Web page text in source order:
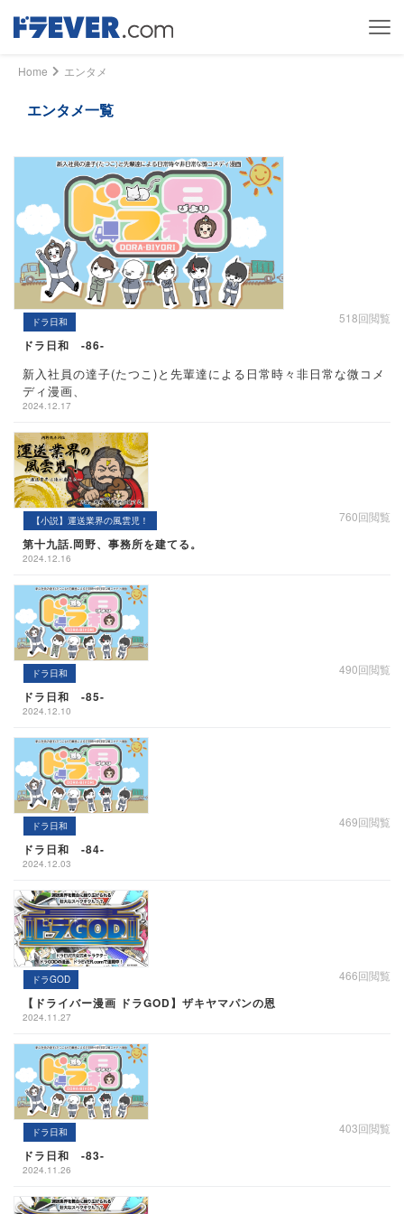
Home エンタメ
エンタメ一覧
ドラ日和 518回閲覧
ドラ日和 -86-
新入社員の達子(たつこ)と先輩達による日常時々非日常な微コメ
ディ漫画、
2024.12.17
【小説】運送業界の風雲児！ 760回閲覧
第十九話.岡野、事務所を建てる。
2024.12.16
ドラ日和 490回閲覧
ドラ日和 -85-
2024.12.10
ドラ日和 469回閲覧
ドラ日和 -84-
2024.12.03
ドラGOD 466回閲覧
【ドライバー漫画 ドラGOD】ザキヤマパンの恩
2024.11.27
ドラ日和 403回閲覧
ドラ日和 -83-
2024.11.26